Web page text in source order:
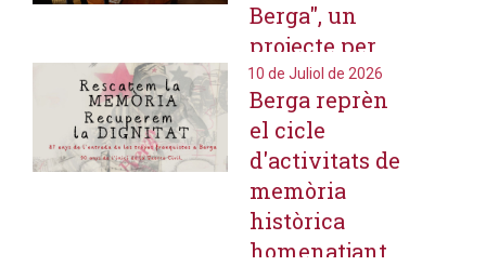
Berga", un
projecte per
preservar la
memòria oral
del nucli
històric
10 de Juliol de 2026
Berga reprèn
el cicle
d'activitats de
memòria
històrica
homenatjant